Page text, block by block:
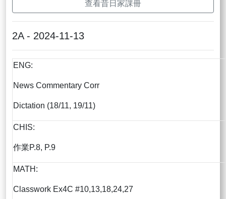
查看昔日家課冊
2A - 2024-11-13
ENG:
News Commentary Corr
Dictation (18/11, 19/11)
CHIS:
作業P.8, P.9
MATH:
Classwork Ex4C #10,13,18,24,27